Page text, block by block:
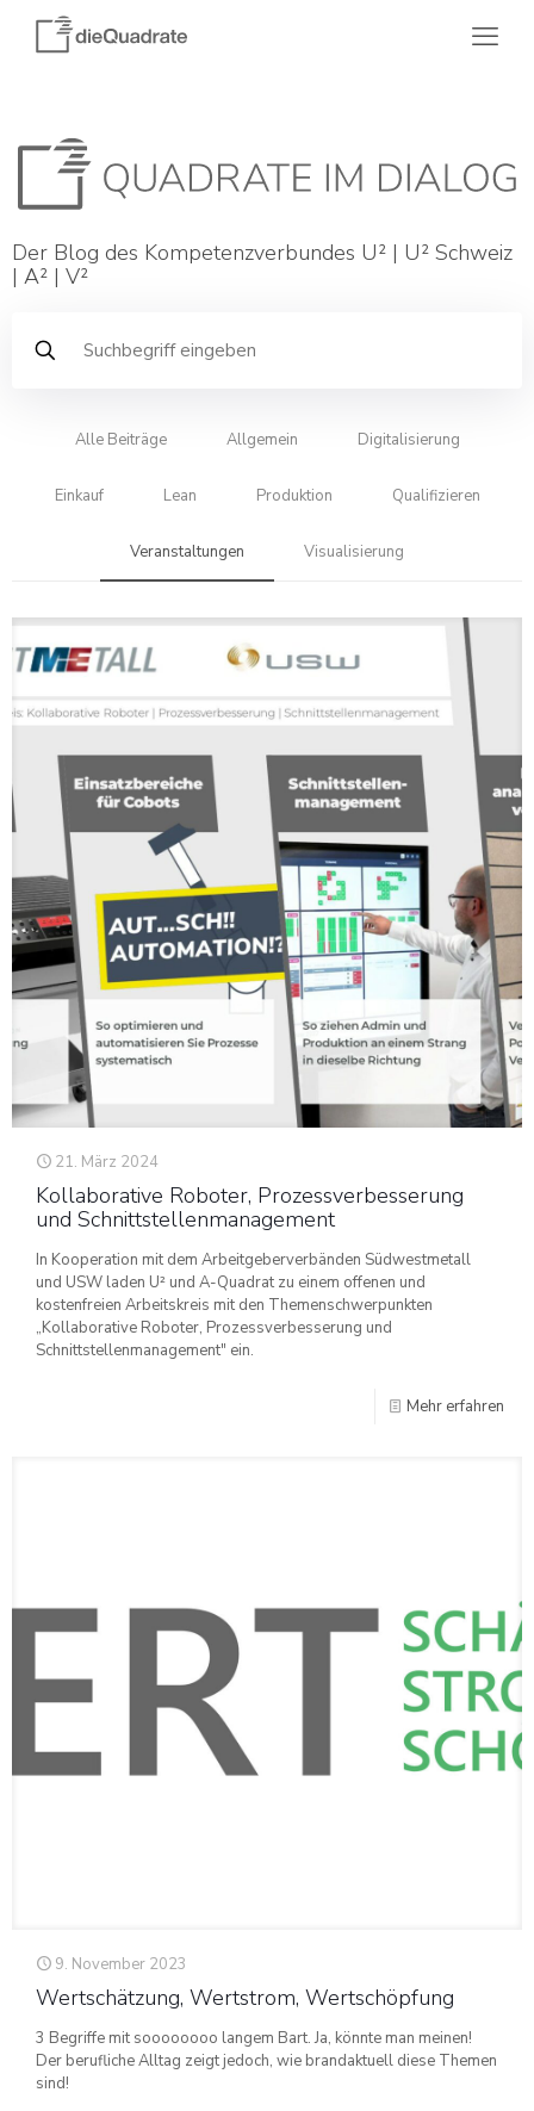
Der Blog des Kompetenzverbundes U² | U² Schweiz
| A² | V²
Alle Beiträge Allgemein Digitalisierung
Einkauf Lean Produktion Qualifizieren
Veranstaltungen Visualisierung
21. März 2024
Kollaborative Roboter, Prozessverbesserung
und Schnittstellenmanagement
In Kooperation mit dem Arbeitgeberverbänden Südwestmetall
und USW laden U² und A-Quadrat zu einem offenen und
kostenfreien Arbeitskreis mit den Themenschwerpunkten
„Kollaborative Roboter, Prozessverbesserung und
Schnittstellenmanagement" ein.
Mehr erfahren
9. November 2023
Wertschätzung, Wertstrom, Wertschöpfung
3 Begriffe mit soooooooo langem Bart. Ja, könnte man meinen!
Der berufliche Alltag zeigt jedoch, wie brandaktuell diese Themen
sind!